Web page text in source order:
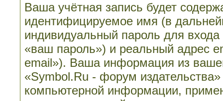
Ваша учётная запись будет
идентифицируемое имя (в
индивидуальный пароль для
«ваш пароль») и реальный адрес
email»). Ваша информация из
«Symbol.Ru - форум
компьютерной информации,